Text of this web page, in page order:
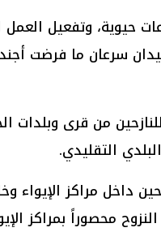
وتفعيل العمل
سرعان ما فرضت
من قرى وبلدات
التقليدي.
داخل مراكز الإيواء
محصوراً بمراكز